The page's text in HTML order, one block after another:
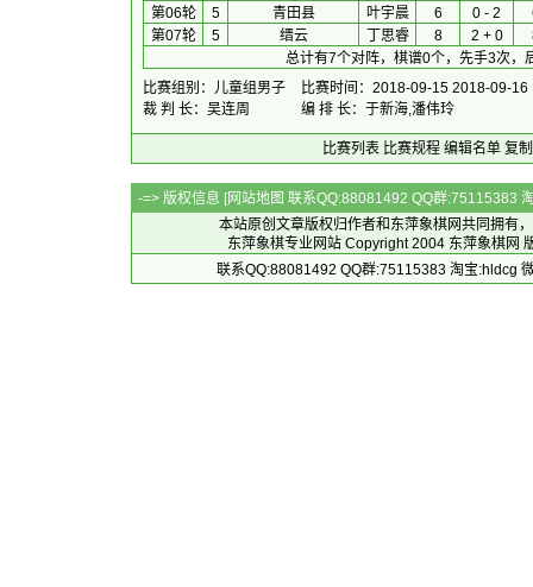
第06轮
5 青田县 叶宇晨 6 0 - 2
第07轮
5 缙云 丁思睿 8 2 + 0
总计有7个对阵，棋谱0个，先手3次，
比赛组别：儿童组男子
比赛时间：2018-09-15 2018-09-16
裁 判 长：吴连周
编 排 长：于新海,潘伟玲
比赛列表 比赛规程 编辑名单 复
-=> 版权信息 [网站地图 联系QQ:88081492 QQ群:75115383
本站原创文章版权归作者和 东萍象棋网共同拥有
东萍象棋专业网站 Copyright 2004 东萍象棋网
联系QQ:88081492 QQ群:75115383 淘宝:hldcg